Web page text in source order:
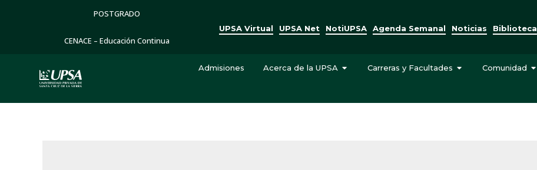
POSTGRADO
CENACE – Educación Continua
UPSA Virtual UPSA Net NotiUPSA Agenda Semanal Noticias Biblioteca
Admisiones Acerca de la UPSA Carreras y Facultades Comunidad